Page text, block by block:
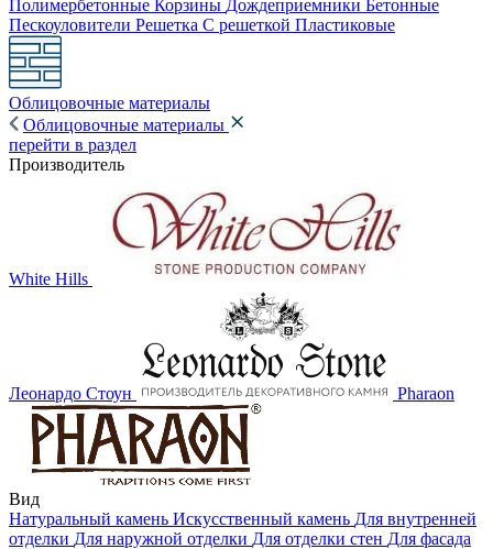
Полимербетонные Корзины Дождеприемники Бетонные
Пескоуловители Решетка С решеткой Пластиковые
Облицовочные материалы
Облицовочные материалы
перейти в раздел
Производитель
White Hills
Леонардо Стоун Pharaon
Вид
Натуральный камень Искусственный камень Для внутренней
отделки Для наружной отделки Для отделки стен Для фасада